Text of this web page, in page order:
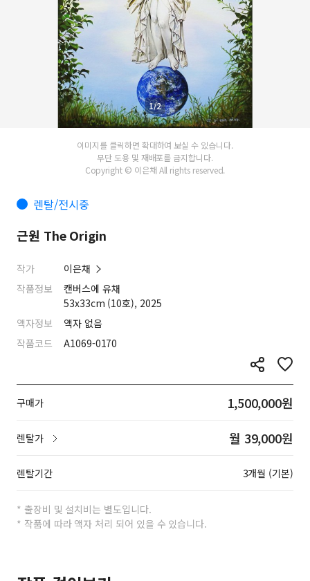
1/2
이미지를 클릭하면 확대하여 보실 수 있습니다.
무단 도용 및 재배포를 금지합니다.
Copyright © 이은채 All rights reserved.
렌탈/전시중
근원 The Origin
작가
이은채
작품정보
캔버스에 유채
53x33cm (10호), 2025
액자정보
액자 없음
작품코드
A1069-0170
구매가 1,500,000원
렌탈가 월 39,000원
렌탈기간 3개월 (기본)
* 출장비 및 설치비는 별도입니다.
* 작품에 따라 액자 처리 되어 있을 수 있습니다.